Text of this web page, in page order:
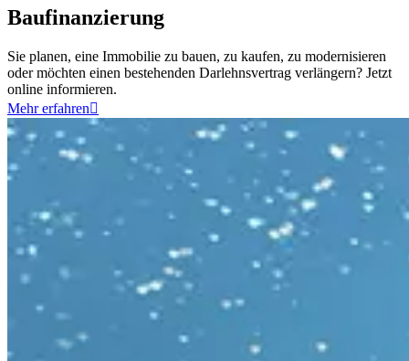
Baufinanzierung
Sie planen, eine Immobilie zu bauen, zu kaufen, zu modernisieren
oder möchten einen bestehenden Darlehnsvertrag verlängern? Jetzt
online informieren.
Mehr erfahren